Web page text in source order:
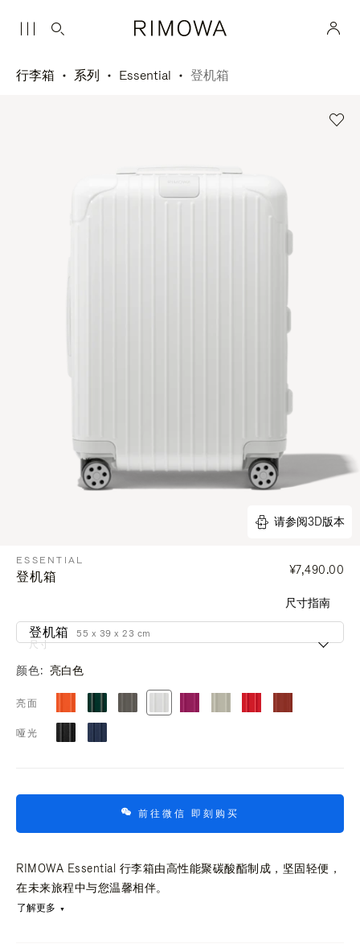
行李箱 系列 Essential 登机箱
请参阅3D版本
ESSENTIAL
登机箱 ¥7,490.00
尺寸指南
尺寸
登机箱 55 x 39 x 23 cm
颜色 亮白色
亮面
哑光
前往微信 即刻购买
RIMOWA Essential 行李箱由高性能聚碳酸酯制成，坚固轻便，
在未来旅程中与您温馨相伴。
了解更多